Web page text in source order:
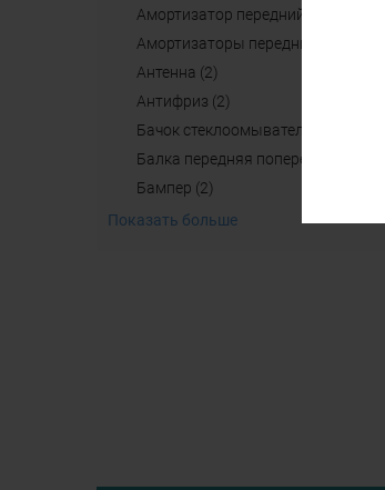
амортизатор передний (2)
амортизаторы передние (2)
антенна (2)
aнтифриз (2)
бачок стеклоомывателя (4)
балка передняя поперечная б/у (2)
бампер (2)
Показать больше